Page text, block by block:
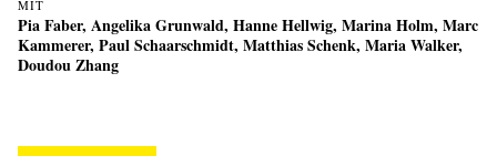
MIT
Pia Faber, Angelika Grunwald, Hanne Hellwig, Marina Holm, Marc
Kammerer, Paul Schaarschmidt, Matthias Schenk, Maria Walker,
Doudou Zhang